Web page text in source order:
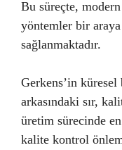
Bu süreçte,
yöntemler bir
sağlanmaktadır.
Gerkens’in küresel
arkasındaki sır,
üretim sürecinde
kalite kontrol